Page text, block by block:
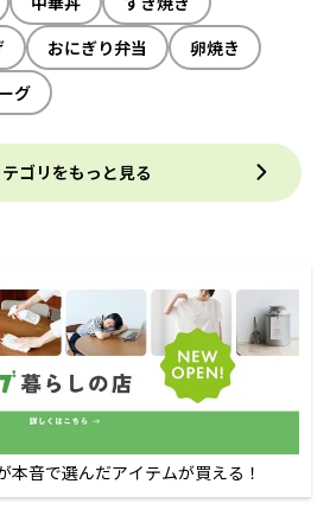
おにぎり弁当
卵焼き
グ
ゴリをもっと見る
本音で選んだアイテムが買える！